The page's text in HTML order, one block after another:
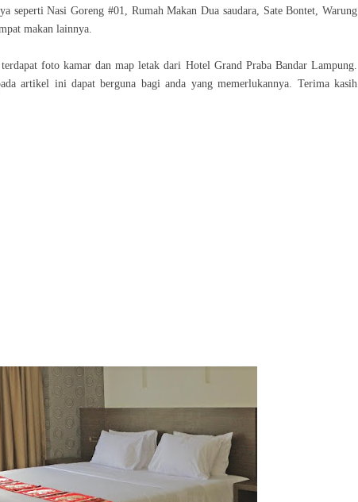
seperti Nasi Goreng #01, Rumah Makan Dua saudara, Sate Bontet, Warung
makan lainnya.
foto kamar dan map letak dari Hotel Grand Praba Bandar Lampung.
artikel ini dapat berguna bagi anda yang memerlukannya. Terima kasih